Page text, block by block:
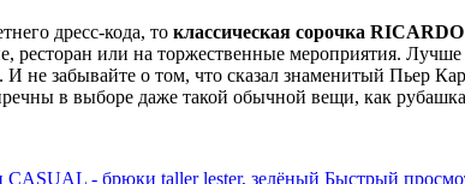
дресс-кода, то классическая сорочка RICARDO
ресторан или на торжественные мероприятия.
не забывайте о том, что сказал знаменитый Пьер
в выборе даже такой обычной вещи, как
Быстрый